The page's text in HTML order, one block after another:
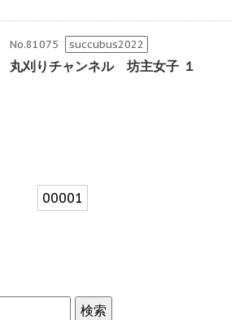
No.81075 succubus2022
丸刈りチャンネル 坊主女子 １
00001